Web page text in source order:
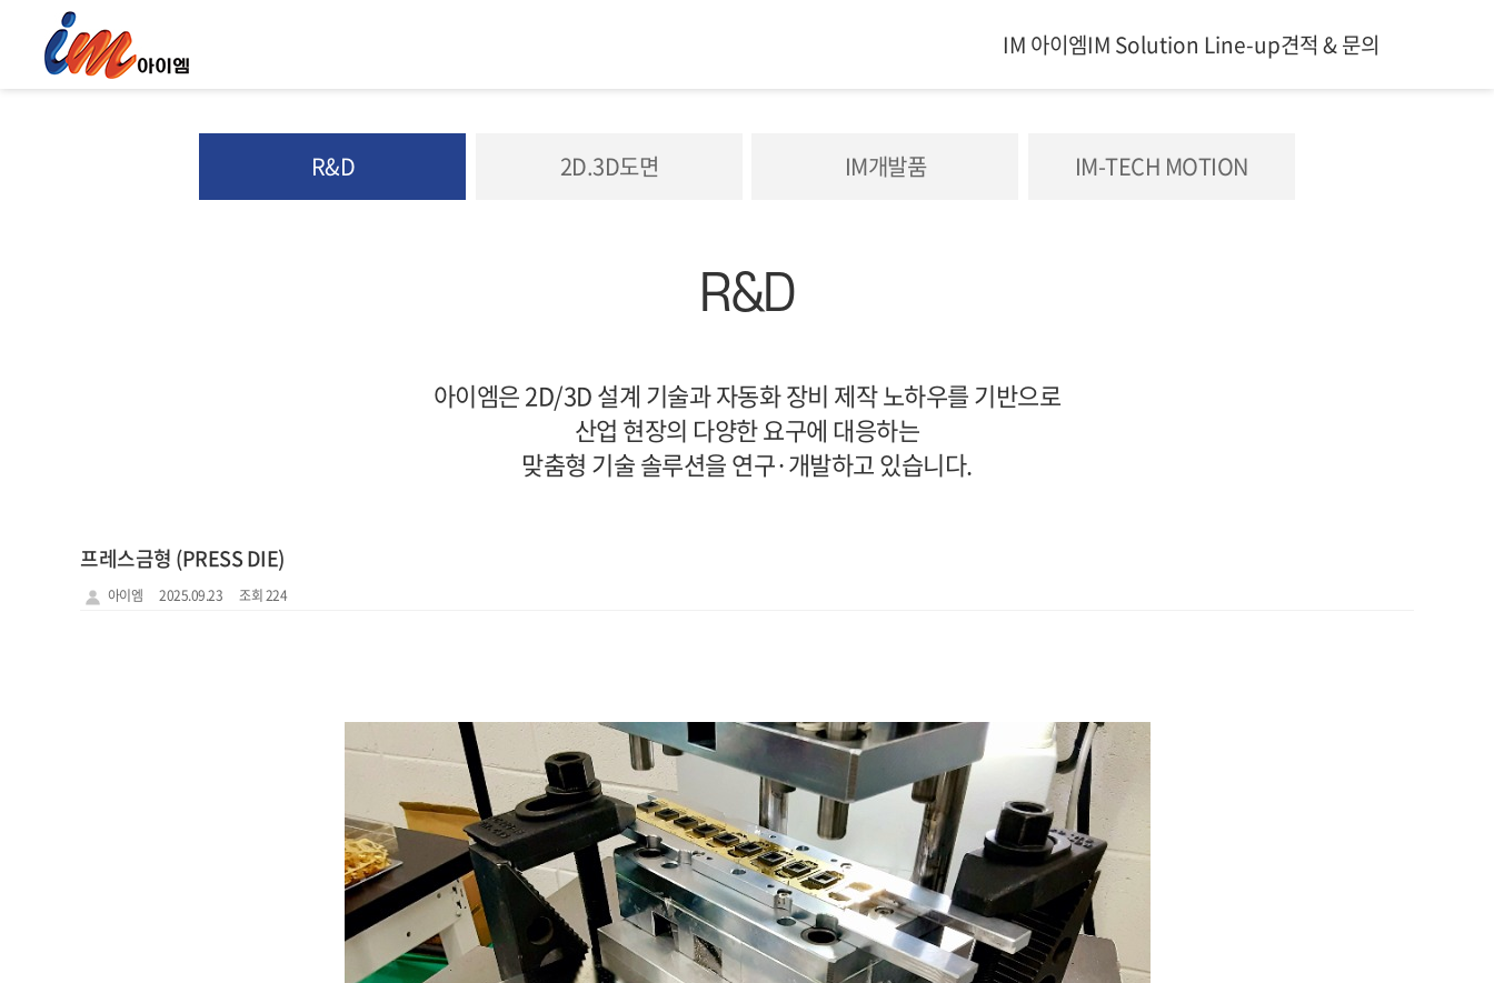
IM 아이엠IM Solution Line-up견적 & 문의
R&D 2D.3D도면 IM개발품 IM-TECH MOTION
R&D
아이엠은 2D/3D 설계 기술과 자동화 장비 제작 노하우를 기반으로
산업 현장의 다양한 요구에 대응하는
맞춤형 기술 솔루션을 연구·개발하고 있습니다.
프레스금형 (PRESS DIE)
아이엠 2025.09.23 조회 224